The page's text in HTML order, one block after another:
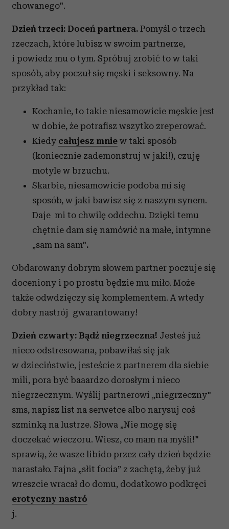
chowanego".
Dzień trzeci: Doceń partnera. Pomyśl o trzech
rzeczach, które lubisz w swoim partnerze,
i powiedz mu o tym. Spróbuj zrobić to w taki
sposób, aby poczuł się męski i seksowny. Na
przykład tak:
Kochanie, to takie niesamowicie męskie jest
w dobie, że potrafisz wszytko zreperować.
Kiedy całujesz mnie w taki sposób
(koniecznie zademonstruj w jaki!), czuję
motyle w brzuchu.
Skarbie, niesamowicie podoba mi się
sposób, w jaki bawisz się z naszym synem.
Daje mi to chwilę oddechu. Dzięki temu
chętnie dam się namówić na małe, intymne
„sam na sam".
Obdarowany dobrym słowem partner poczuje się
doceniony i po prostu będzie mu miło. Może
także odwdzięczy się komplementem. A wtedy
dobry nastrój gwarantowany!
Dzień czwarty: Bądź niegrzeczna! Jesteś już
nieco odstresowana, pobawiłaś się jak
w dzieciństwie, jesteście z partnerem dla siebie
mili, pora być baaardzo dorosłym i nieco
niegrzecznym. Wyślij partnerowi „niegrzeczny"
sms, napisz list na serwetce albo narysuj coś
szminką na lustrze. Słowa „Nie mogę się
doczekać wieczoru. Wiesz, co mam na myśli!"
sprawią, że wasze libido przez cały dzień będzie
narastało. Fajna „słit focia” z zachętą, żeby już
wreszcie wracał do domu, dodatkowo podkręci
erotyczny nastró
j.